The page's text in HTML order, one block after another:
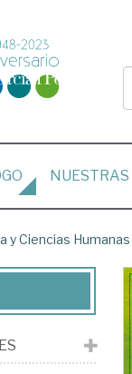
NUESTRAS
y Ciencias Humanas